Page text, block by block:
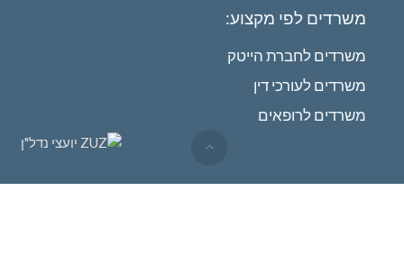
משרדים לפי מקצוע:
משרדים לחברת הייטק
משרדים לעורכי דין
משרדים לרופאים